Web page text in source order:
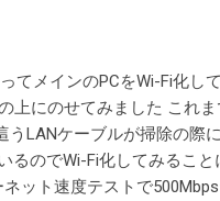
てメインのPCをWi-Fi化し
上にのせてみました これ
LANケーブルが掃除の際
るのでWi-Fi化してみるこ
ット速度テストで